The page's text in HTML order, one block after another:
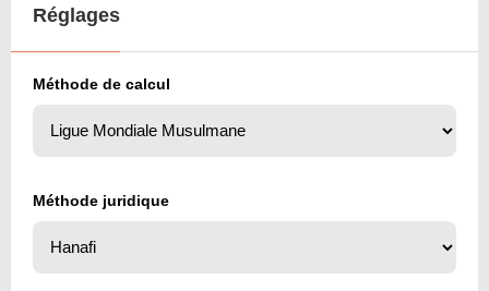
Réglages
Méthode de calcul
Méthode juridique